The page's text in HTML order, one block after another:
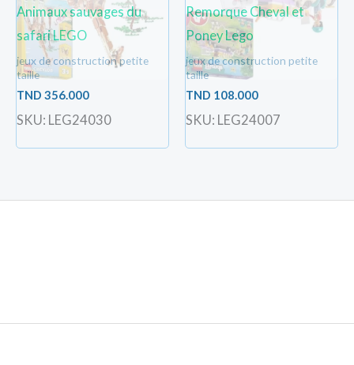
Animaux sauvages du
safari LEGO
jeux de construction petite
taille
TND 356.000
SKU: LEG24030
Remorque Cheval et
Poney Lego
jeux de construction petite
taille
TND 108.000
SKU: LEG24007